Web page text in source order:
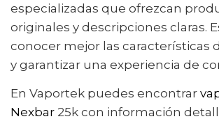
especializadas que ofrezcan
originales y descripciones claras.
conocer mejor las características
y garantizar una experiencia de
En Vaportek puedes encontrar
Nexbar 25k con información